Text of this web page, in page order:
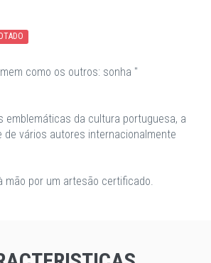
como os outros: sonha "
emblemáticas da cultura portuguesa, a
de vários autores internacionalmente
mão por um artesão certificado.